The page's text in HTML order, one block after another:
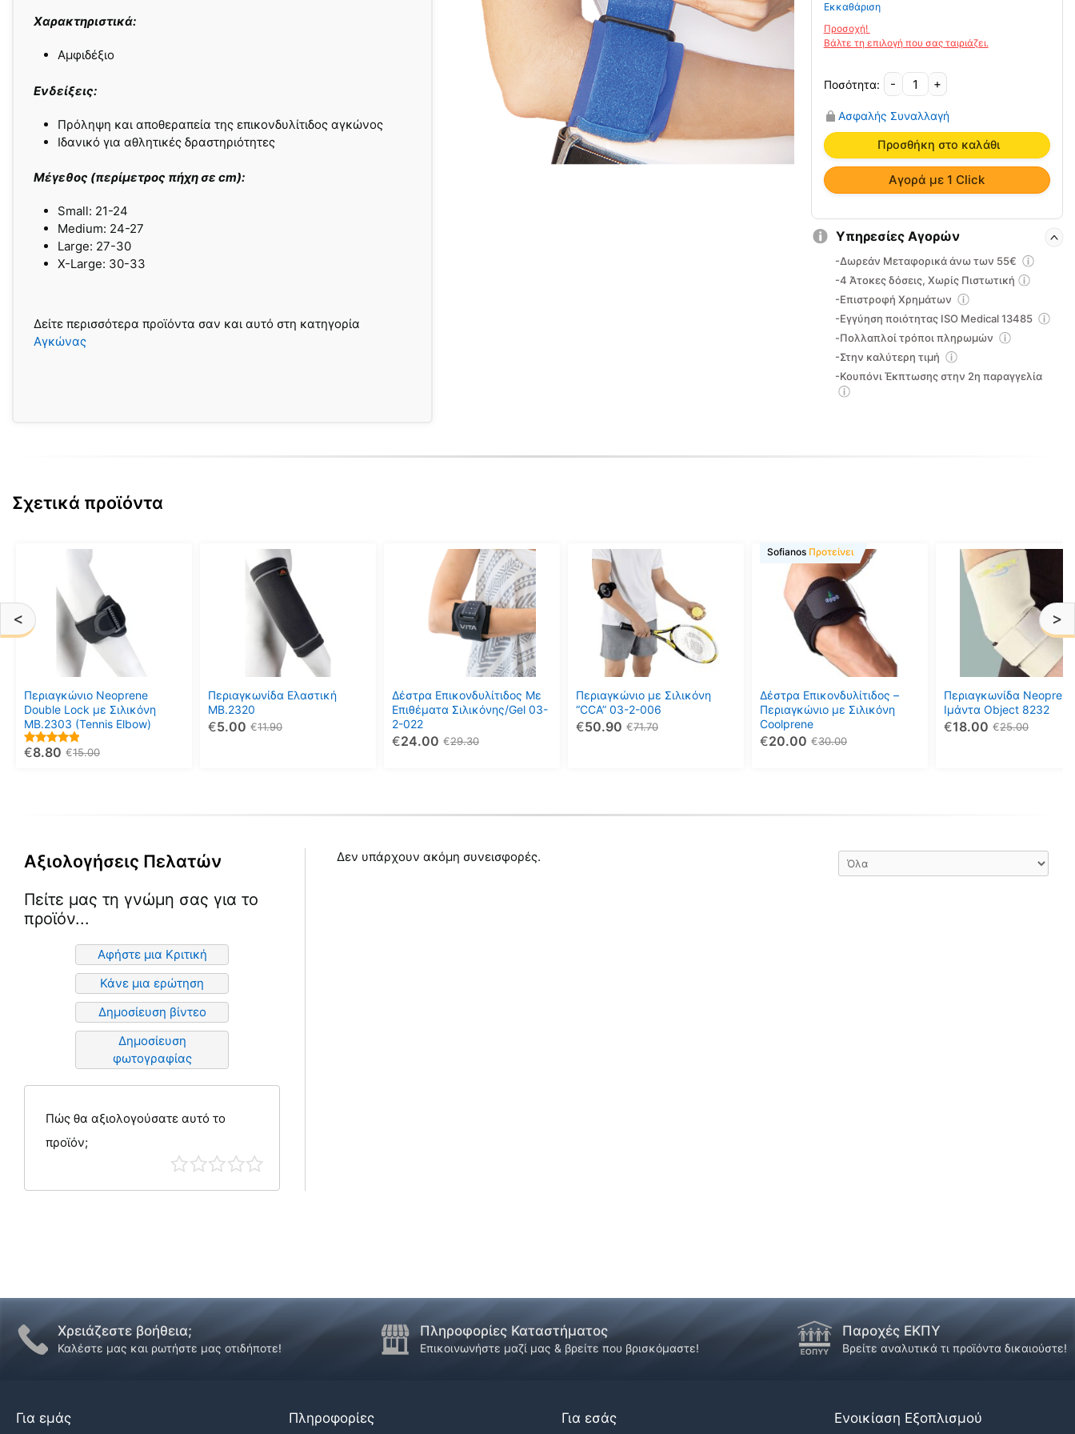
< >
Χαρακτηριστικά:
Αμφιδέξιο
Ενδείξεις:
Πρόληψη και αποθεραπεία της επικονδυλίτιδος αγκώνος
Ιδανικό για αθλητικές δραστηριότητες
Μέγεθος (περίμετρος πήχη σε cm):
Small: 21-24
Medium: 24-27
Large: 27-30
X-Large: 30-33
Δείτε περισσότερα προϊόντα σαν και αυτό στη κατηγορία
Αγκώνας
Εκκαθάριση
Αγορά με 1 Click
-
Δέστρα
Επικονδυλίτιδας
NEOPRENE
03-
2-
123
Vita
+
Ασφαλής Συναλλαγή
Προσθήκη στο καλάθι
Υπηρεσίες Αγορών
-Δωρεάν Μεταφορικά άνω των 55€
-4 Άτοκες δόσεις, Χωρίς Πιστωτική
-Επιστροφή Χρημάτων
-Εγγύηση ποιότητας ISO Medical 13485
-Πολλαπλοί τρόποι πληρωμών
-Στην καλύτερη τιμή
-Κουπόνι Έκπτωσης στην 2η παραγγελία
Σχετικά προϊόντα
Περιαγκώνιο Neoprene
Double Lock με Σιλικόνη
ΜΒ.2303 (Tennis Elbow)
5.00
out of 5
15.00
€
8.80
€
προϊόν
έχει
πολλαπλές
παραλλαγές.
επιλογές
μπορούν
να
επιλεγούν
στη
σελίδα
Περιαγκωνίδα Ελαστική
MB.2320
11.90
€
5.00
€
πολλαπλές
παραλλαγές.
επιλογές
μπορούν
να
επιλεγούν
Δέστρα Επικονδυλίτιδος Με
Επιθέματα Σιλικόνης/Gel 03-
2-022
29.30
€
24.00
€
πολλαπλές
παραλλαγές.
μπορούν
να
επιλεγούν
στη
Περιαγκώνιο με Σιλικόνη
“CCA” 03-2-006
71.70
€
50.90
€
Αυτό
προϊόν
πολλαπλές
παραλλαγές.
επιλογές
μπορούν
να
επιλεγούν
Sofianos Προτείνει
Δέστρα Επικονδυλίτιδος –
Περιαγκώνιο με Σιλικόνη
Coolprene
30.00
€
20.00
€
Αυτό
προϊόν
πολλαπλές
παραλλαγές.
μπορούν
να
επιλεγούν
στη
Περιαγκωνίδα
Ιμάντα Object 8232
25.00
€
18.00
€
Αυτό
προϊόν
πολλαπλές
παραλλαγές.
επιλογές
μπορούν
να
επιλεγούν
Αξιολογήσεις Πελατών
Πείτε μας τη γνώμη σας για το
προϊόν...
Αφήστε μια Κριτική
Κάνε μια ερώτηση
Δημοσίευση βίντεο
Δημοσίευση
φωτογραφίας
Πώς θα αξιολογούσατε αυτό το
προϊόν;
Δεν υπάρχουν ακόμη συνεισφορές.
Χρειάζεστε βοήθεια;
Καλέστε μας και ρωτήστε μας οτιδήποτε!
Πληροφορίες Καταστήματος
Επικοινωνήστε μαζί μας & βρείτε που βρισκόμαστε!
Παροχές ΕΚΠΥ
Βρείτε αναλυτικά τι προϊόντα δικαιούστε!
Για εμάς Πληροφορίες Για εσάς Ενοικίαση Εξοπλισμού